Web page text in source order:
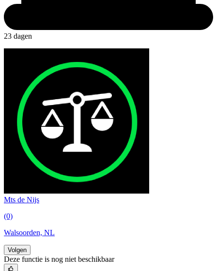
23 dagen
Mts de Nijs
(0)
Walsoorden, NL
Volgen
Deze functie is nog niet beschikbaar